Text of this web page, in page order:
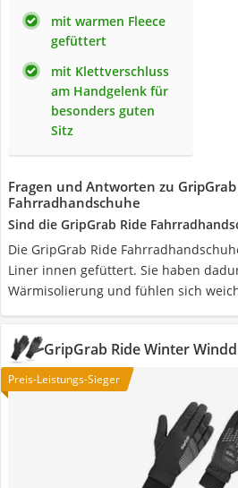
mit warmen Fleece
gefüttert
mit Klettverschluss
am Handgelenk für
besonders guten
Sitz
Fragen und Antworten zu GripGrab
Fahrradhandschuhe
Sind die GripGrab Ride
Die GripGrab Ride
Liner innen gefüttert. Sie haben
Wärmisolierung und fühlen sich
GripGrab Ride Winter
Preis-Leistungs-Sieger